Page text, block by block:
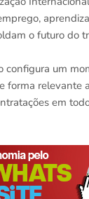
o futuro do
configura um
forma relevante
em